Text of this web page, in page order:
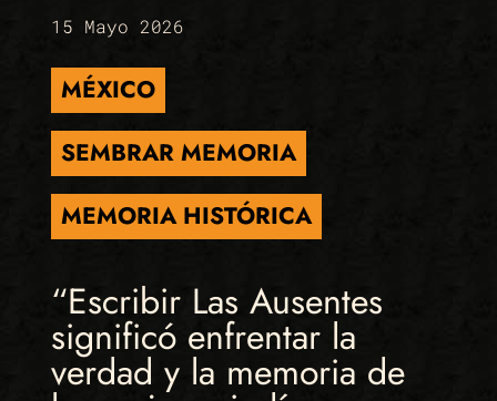
15 Mayo 2026
MÉXICO
SEMBRAR MEMORIA
MEMORIA HISTÓRICA
“Escribir Las Ausentes
significó enfrentar la
verdad y la memoria de